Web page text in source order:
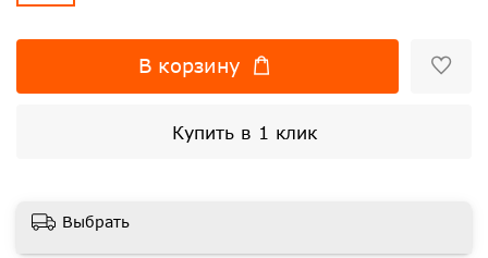
В корзину
Купить в 1 клик
Выбрать